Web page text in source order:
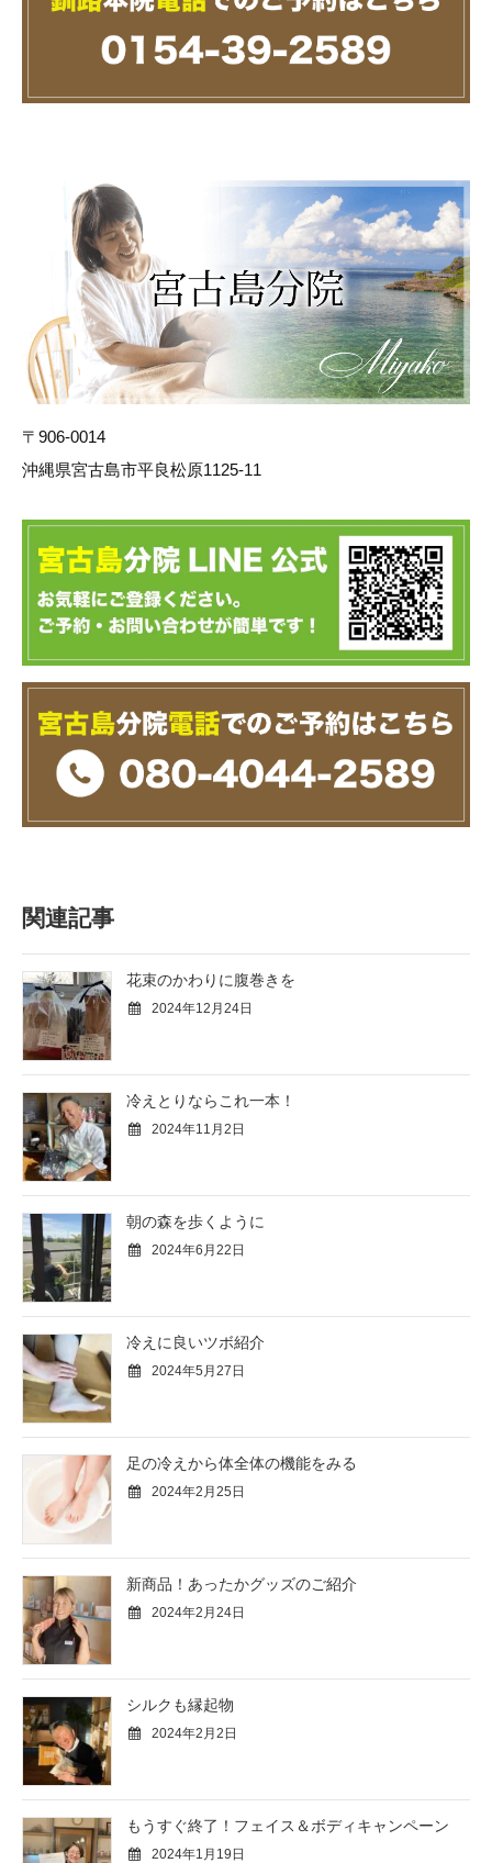
〒906-0014
沖縄県宮古島市平良松原1125-11
関連記事
花束のかわりに腹巻きを
2024年12月24日
冷えとりならこれ一本！
2024年11月2日
朝の森を歩くように
2024年6月22日
冷えに良いツボ紹介
2024年5月27日
足の冷えから体全体の機能をみる
2024年2月25日
新商品！あったかグッズのご紹介
2024年2月24日
シルクも縁起物
2024年2月2日
もうすぐ終了！フェイス＆ボディキャンペーン
2024年1月19日